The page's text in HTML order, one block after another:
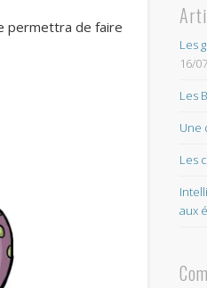
permettra de faire
Les
16/
Les
Une
Les
aux